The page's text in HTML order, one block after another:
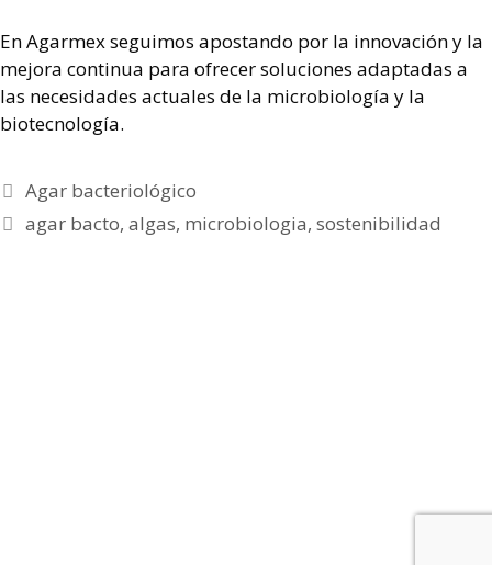
En Agarmex seguimos apostando por la innovación y la
mejora continua para ofrecer soluciones adaptadas a
las necesidades actuales de la microbiología y la
biotecnología.
Agar bacteriológico
agar bacto,algas, microbiologia,sostenibilidad